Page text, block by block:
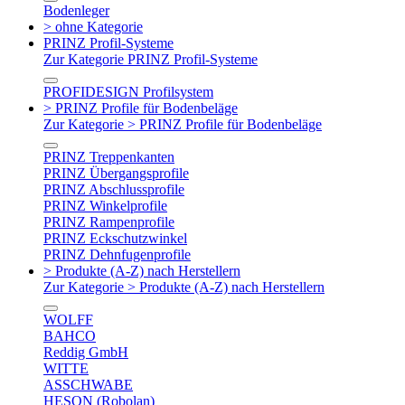
Bodenleger
> ohne Kategorie
PRINZ Profil-Systeme
Zur Kategorie PRINZ Profil-Systeme
PROFIDESIGN Profilsystem
> PRINZ Profile für Bodenbeläge
Zur Kategorie > PRINZ Profile für Bodenbeläge
PRINZ Treppenkanten
PRINZ Übergangsprofile
PRINZ Abschlussprofile
PRINZ Winkelprofile
PRINZ Rampenprofile
PRINZ Eckschutzwinkel
PRINZ Dehnfugenprofile
> Produkte (A-Z) nach Herstellern
Zur Kategorie > Produkte (A-Z) nach Herstellern
WOLFF
BAHCO
Reddig GmbH
WITTE
ASSCHWABE
HESON (Robolan)